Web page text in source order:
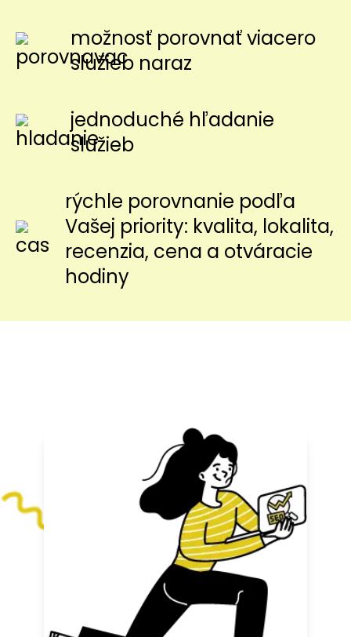
možnosť porovnať viacero
služieb naraz
jednoduché hľadanie
služieb
rýchle porovnanie podľa
Vašej priority: kvalita, lokalita,
recenzia, cena a otváracie
hodiny